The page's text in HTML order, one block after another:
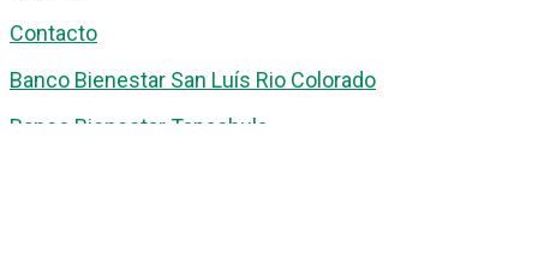
Contacto
Banco Bienestar San Luís Rio Colorado
Banco Bienestar Tapachula